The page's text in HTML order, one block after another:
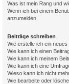
Was ist mein Rang und
Wenn ich bei einem
anzumelden.
Beiträge schreiben
Wie erstelle ich ein
Wie kann ich einen
Wie kann ich meinem
Wie kann ich eine
Wieso kann ich nicht
Wie bearbeite oder